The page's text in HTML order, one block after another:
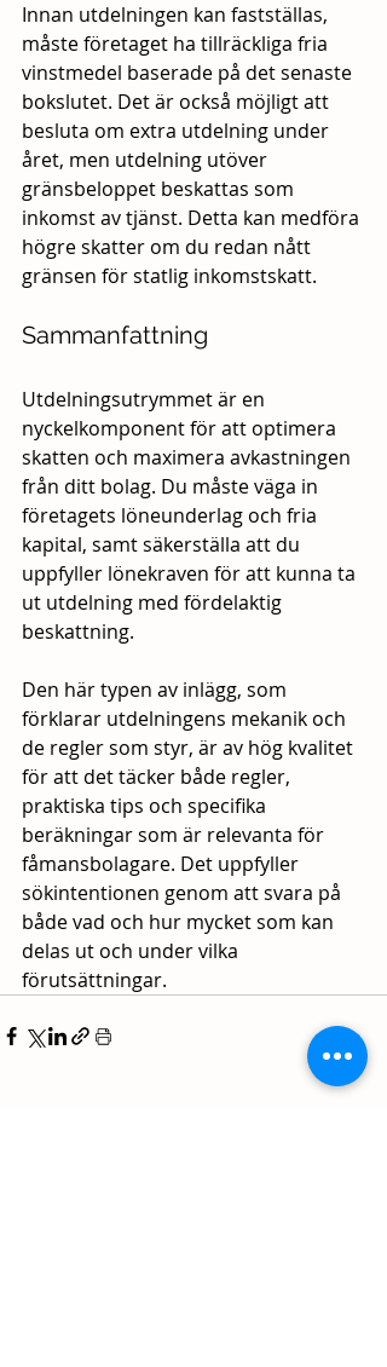
Innan utdelningen kan fastställas,
måste företaget ha tillräckliga fria
vinstmedel baserade på det senaste
bokslutet. Det är också möjligt att
besluta om extra utdelning under
året, men utdelning utöver
gränsbeloppet beskattas som
inkomst av tjänst. Detta kan medföra
högre skatter om du redan nått
gränsen för statlig inkomstskatt.
Sammanfattning
Utdelningsutrymmet är en
nyckelkomponent för att optimera
skatten och maximera avkastningen
från ditt bolag. Du måste väga in
företagets löneunderlag och fria
kapital, samt säkerställa att du
uppfyller lönekraven för att kunna ta
ut utdelning med fördelaktig
beskattning.
Den här typen av inlägg, som
förklarar utdelningens mekanik och
de regler som styr, är av hög kvalitet
för att det täcker både regler,
praktiska tips och specifika
beräkningar som är relevanta för
fåmansbolagare. Det uppfyller
sökintentionen genom att svara på
både vad och hur mycket som kan
delas ut och under vilka
förutsättningar.